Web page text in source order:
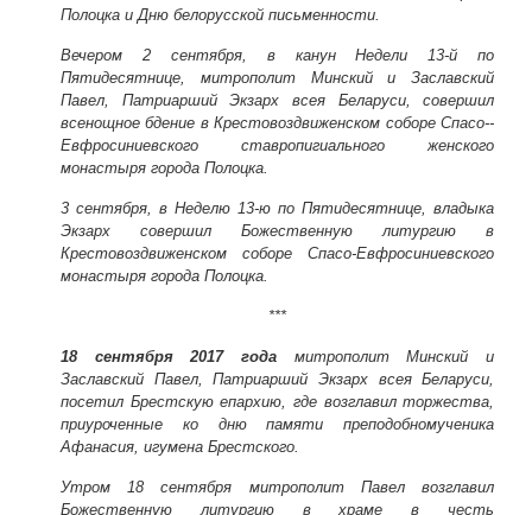
Полоцка и Дню белорусской письменности.
Вечером 2 сентября, в канун Недели 13-й по
Пятидесятнице, митрополит Минский и Заславский
Павел, Патриарший Экзарх всея Беларуси, совершил
всенощное бдение в Крестовоздвиженском соборе Спасо-­
Евфросиниевского ставропигиального женского
монастыря города Полоцка.
3 сентября, в Неделю 13-ю по Пятидесятнице, владыка
Экзарх совершил Божественную литургию в
Крестовоздвиженском соборе Спасо-Евфросиниевского
монастыря города Полоцка.
***
18 сентября 2017 года митрополит Минский и
Заславский Павел, Патриарший Экзарх всея Беларуси,
посетил Брестскую епархию, где возглавил торжества,
приуроченные ко дню памяти преподобномученика
Афанасия, игумена Брестского.
Утром 18 сентября митрополит Павел возглавил
Божественную литургию в храме в честь